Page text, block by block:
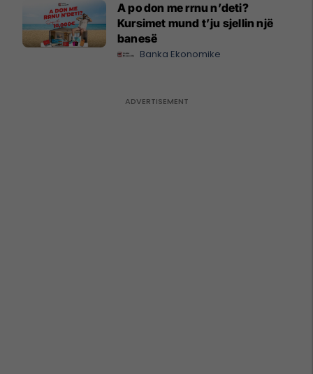
A po don me rrnu n’deti?
Kursimet mund t’ju sjellin një
banesë
Banka Ekonomike